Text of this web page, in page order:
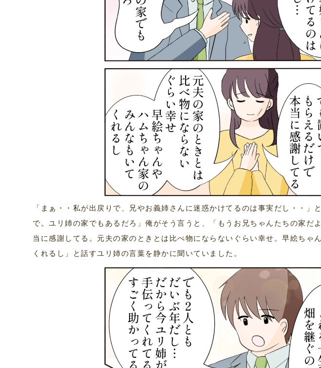
「まぁ・・私が出戻りで、兄やお義姉さんに迷惑かけてるのは事実だし・・」
で。ユリ姉の家でもあるだろ」俺がそう言うと、「もうお兄ちゃんたちの家だ
当に感謝してる。元夫の家のときとは比べ物にならないぐらい幸せ。早絵ちゃ
くれるし」と話すユリ姉の言葉を静かに聞いていました。